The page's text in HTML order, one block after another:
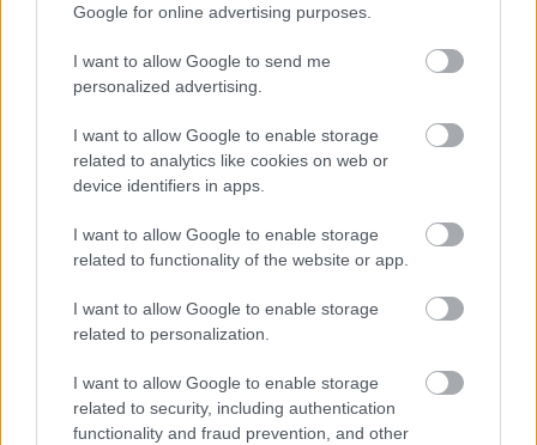
Google for online advertising purposes.
I want to allow Google to send me
personalized advertising.
I want to allow Google to enable storage
related to analytics like cookies on web or
device identifiers in apps.
I want to allow Google to enable storage
related to functionality of the website or app.
I want to allow Google to enable storage
related to personalization.
I want to allow Google to enable storage
related to security, including authentication
functionality and fraud prevention, and other
Szakma
2025-BEN IS MEGVÁLASZTOTTÁK